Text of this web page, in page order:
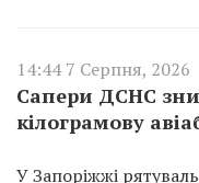
14:44 7 Серпня, 2026
Сапери ДСНС
кілограмову
У Запоріжжі